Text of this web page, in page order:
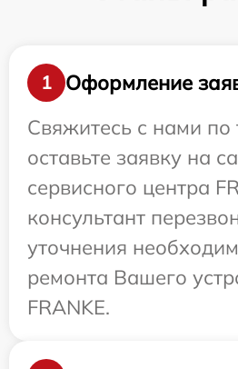
1
Оформление
Свяжитесь с нами
оставьте заявку на
сервисного центра
консультант
уточнения
ремонта Вашего
FRANKE.